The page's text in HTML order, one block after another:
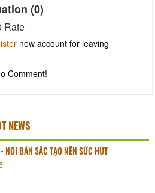
(0)
Rate
new account for leaving
Comment!
NEWS
NƠI BẢN SẮC TẠO NÊN SỨC HÚT